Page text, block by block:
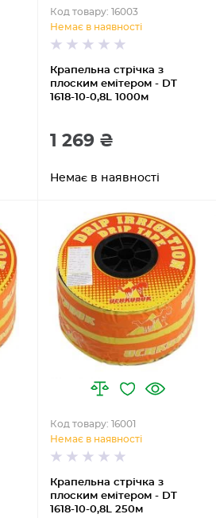
Крапельна стрічка з
плоским емітером - DT
1618-10-0,8L 1000м
Код товару: 16003
Немає в наявності
1 269 ₴
Немає в наявності
Крапельна стрічка з
плоским емітером - DT
1618-10-0,8L 250м
Код товару: 16001
Немає в наявності